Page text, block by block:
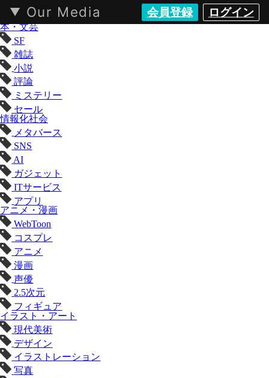
Our Media 会員登録 ログイン
KAI-YOU（カイユウ）- 世界と遊ぶポップカルチャーメディア
本・文芸
SF
雑誌
小説
評論
ミステリー
セール
情報化社会
メタバース
SNS
AI
ガジェット
ITサービス
アプリ
アニメ・漫画
WebToon
コスプレ
アニメ
漫画
声優
2.5次元
フィギュア
イラスト・アート
現代美術
デザイン
イラストレーション
写真